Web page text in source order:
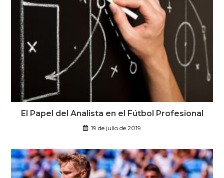
El Papel del Analista en el Fútbol Profesional
19 de julio de 2019